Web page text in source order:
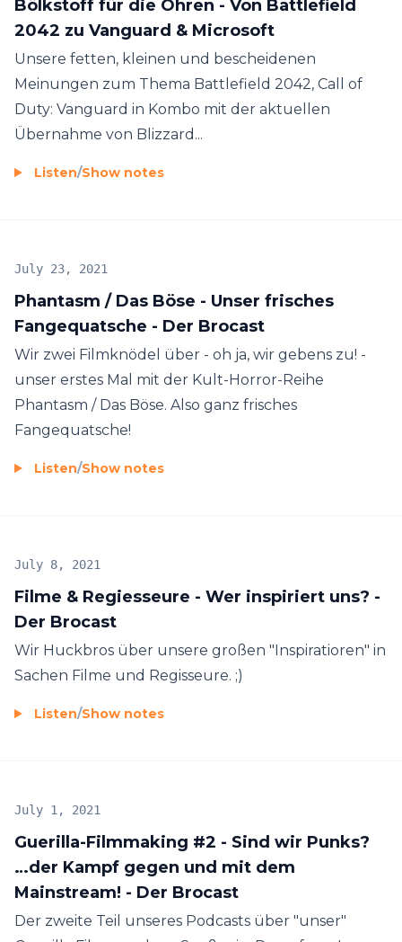
Bölkstoff für die Ohren - Von Battlefield
2042 zu Vanguard & Microsoft
Unsere fetten, kleinen und bescheidenen
Meinungen zum Thema Battlefield 2042, Call of
Duty: Vanguard in Kombo mit der aktuellen
Übernahme von Blizzard...
Listen/Show notes
Phantasm / Das Böse - Unser frisches
Fangequatsche - Der Brocast
July 23, 2021
Wir zwei Filmknödel über - oh ja, wir gebens zu! -
unser erstes Mal mit der Kult-Horror-Reihe
Phantasm / Das Böse. Also ganz frisches
Fangequatsche!
Listen/Show notes
Filme & Regiesseure - Wer inspiriert uns? -
Der Brocast
July 8, 2021
Wir Huckbros über unsere großen "Inspiratioren" in
Sachen Filme und Regisseure. ;)
Listen/Show notes
Guerilla-Filmmaking #2 - Sind wir Punks?
…der Kampf gegen und mit dem
Mainstream! - Der Brocast
July 1, 2021
Der zweite Teil unseres Podcasts über "unser"